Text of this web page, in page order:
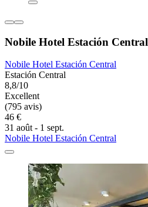
Nobile Hotel Estación Central
Nobile Hotel Estación Central
Estación Central
8,8/10
Excellent
(795 avis)
46 €
31 août - 1 sept.
Nobile Hotel Estación Central